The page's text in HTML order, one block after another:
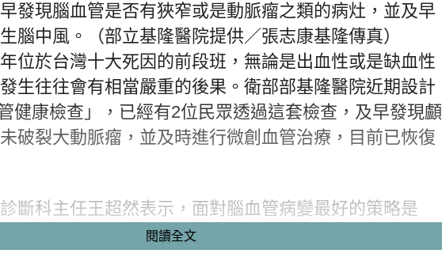
發現腦血管是否有狹窄或是動脈瘤之類的病灶，並及早
腦中風。（部立基隆醫院提供／張志康基隆傳真）
位於台灣十大死因的前段班，無論是出血性或是缺血性
生往往會有相當嚴重的後果。衛部部基隆醫院近期設計
健康檢查」，已經有2位民眾透過這套檢查，及早發現顱
破裂大動脈瘤，並及時進行微創血管治療，目前已恢復
斷科主任王超然表示，面對腦血管病變最好的策略是
」，因此設計了「MRI腦血管健康檢查」，有別於一般的
閱讀全文